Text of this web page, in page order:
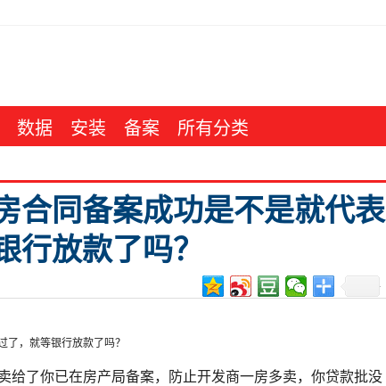
数据 安装 备案 所有分类
合同备案成功是不是就代表
行放款了吗？
给了你已在房产局备案，防止开发商一房多卖，你贷款批没